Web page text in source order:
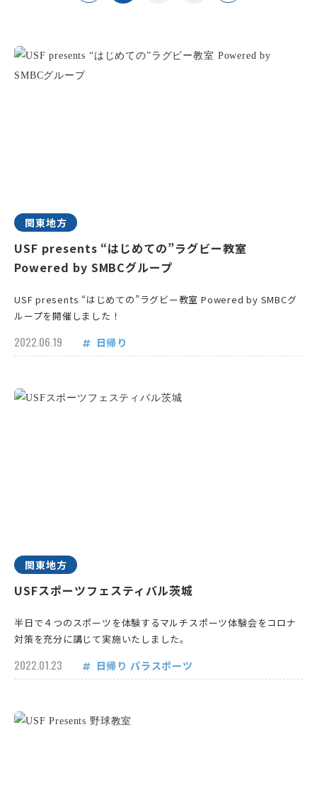
関東地方
USF presents “はじめての”ラグビー教室
Powered by SMBCグループ
USF presents “はじめての”ラグビー教室 Powered by SMBCグ
ループを開催しました！
2022.06.19 日帰り
関東地方
USFスポーツフェスティバル茨城
半日で４つのスポーツを体験するマルチスポーツ体験会をコロナ
対策を充分に講じて実施いたしました。
2022.01.23 日帰り パラスポーツ